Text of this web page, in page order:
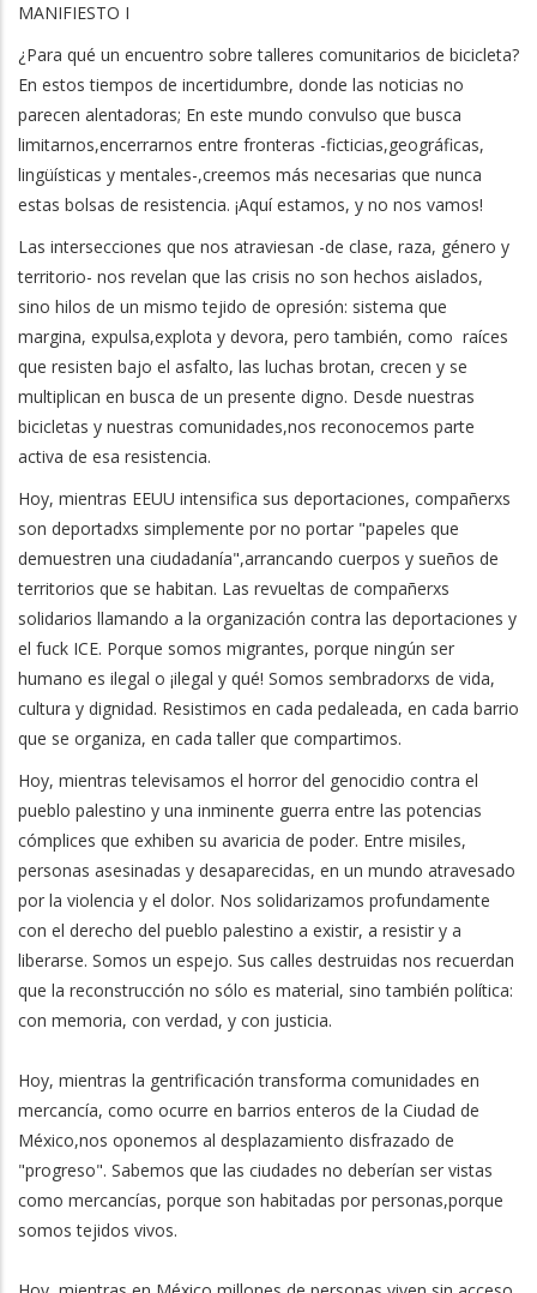
MANIFIESTO I
¿Para qué un encuentro sobre talleres comunitarios de bicicleta?
En estos tiempos de incertidumbre, donde las noticias no
parecen alentadoras; En este mundo convulso que busca
limitarnos,encerrarnos entre fronteras -ficticias,geográficas,
lingüísticas y mentales-,creemos más necesarias que nunca
estas bolsas de resistencia. ¡Aquí estamos, y no nos vamos!
Las intersecciones que nos atraviesan -de clase, raza, género y
territorio- nos revelan que las crisis no son hechos aislados,
sino hilos de un mismo tejido de opresión: sistema que
margina, expulsa,explota y devora, pero también, como raíces
que resisten bajo el asfalto, las luchas brotan, crecen y se
multiplican en busca de un presente digno. Desde nuestras
bicicletas y nuestras comunidades,nos reconocemos parte
activa de esa resistencia.
Hoy, mientras EEUU intensifica sus deportaciones, compañerxs
son deportadxs simplemente por no portar "papeles que
demuestren una ciudadanía",arrancando cuerpos y sueños de
territorios que se habitan. Las revueltas de compañerxs
solidarios llamando a la organización contra las deportaciones y
el fuck ICE. Porque somos migrantes, porque ningún ser
humano es ilegal o ¡ilegal y qué! Somos sembradorxs de vida,
cultura y dignidad. Resistimos en cada pedaleada, en cada barrio
que se organiza, en cada taller que compartimos.
Hoy, mientras televisamos el horror del genocidio contra el
pueblo palestino y una inminente guerra entre las potencias
cómplices que exhiben su avaricia de poder. Entre misiles,
personas asesinadas y desaparecidas, en un mundo atravesado
por la violencia y el dolor. Nos solidarizamos profundamente
con el derecho del pueblo palestino a existir, a resistir y a
liberarse. Somos un espejo. Sus calles destruidas nos recuerdan
que la reconstrucción no sólo es material, sino también política:
con memoria, con verdad, y con justicia.
Hoy, mientras la gentrificación transforma comunidades en
mercancía, como ocurre en barrios enteros de la Ciudad de
México,nos oponemos al desplazamiento disfrazado de
"progreso". Sabemos que las ciudades no deberían ser vistas
como mercancías, porque son habitadas por personas,porque
somos tejidos vivos.